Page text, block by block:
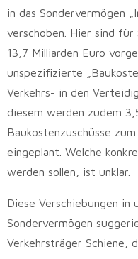
in das Sondervermögen
verschoben. Hier sind für
13,7 Milliarden Euro
unspezifizierte
Verkehrs- in den
diesem werden zudem
Baukostenzuschüsse
eingeplant. Welche
werden sollen, ist unklar.
Diese Verschiebungen in
Sondervermögen
Verkehrsträger Schiene,